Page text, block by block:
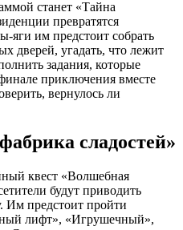
станет «Тайна
превратятся
им предстоит собрать
дверей, угадать, что лежит
задания, которые
приключения вместе
вернулось ли
сладостей»
квест «Волшебная
будут приводить
Им предстоит пройти
лифт», «Игрушечный»,